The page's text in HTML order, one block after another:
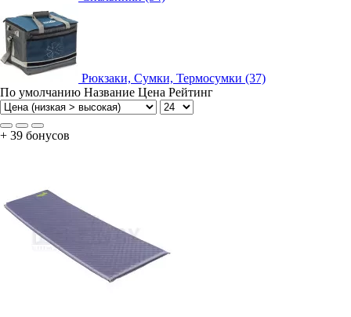
Рюкзаки, Сумки, Термосумки (37)
По умолчанию Название Цена Рейтинг
+ 39 бонусов